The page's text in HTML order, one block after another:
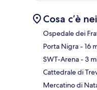
Cosa c’è
Ospedale dei
Porta Nigra- 16
SWT-Arena- 3
Cattedrale di
Mercatino di